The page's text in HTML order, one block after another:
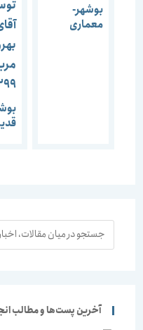
بوشهر-
معماری
قدیم
جستجو
آخرین پست‌ها و مطالب